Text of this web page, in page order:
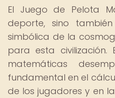
El Juego de Pelota
deporte, sino
simbólica de la
para esta civilización.
matemáticas
fundamental en el
de los jugadores y en